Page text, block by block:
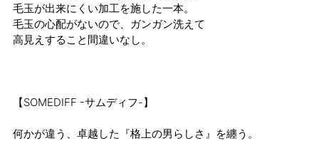
毛玉が出来にくい加工を施した一本。
毛玉の心配がないので、ガンガン洗えて
高見えすること間違いなし。
【SOMEDIFF -サムディフ-】
何かが違う、卓越した『格上の男らしさ』を纏う。